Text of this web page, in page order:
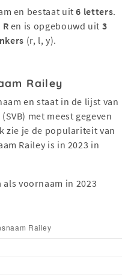
en bestaat uit6 letters.
R en is opgebouwd uit 3
(r, l, y).
Railey
en staat in de lijst van
met meest gegeven
zie je de populariteit van
Railey is in 2023 in
als voornaam in 2023